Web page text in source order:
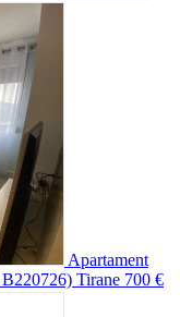
Apartament
Tirane 700 €